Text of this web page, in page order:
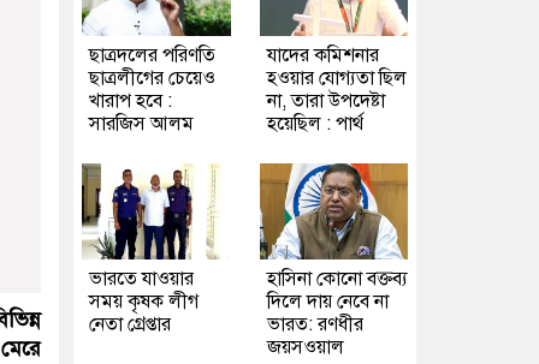
ছাত্রদলের পরিণতি
ছাত্রলীগের চেয়েও
খারাপ হবে :
সারজিস আলম
যাদের কমিশনার
হওয়ার যোগ্যতা ছিল
না, তারা উপদেষ্টা
হয়েছিল : পার্থ
ভারতে যাওয়ার
সময় কৃষক লীগ
নেতা গ্রেপ্তার
হাসিনা কোনো বক্তব্য
দিলে দায় নেবে না
ভারত: রণধীর
জয়সওয়াল